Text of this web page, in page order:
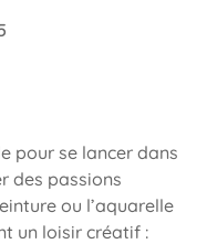
pour se lancer dans
des passions
ou l’aquarelle
un loisir créatif :